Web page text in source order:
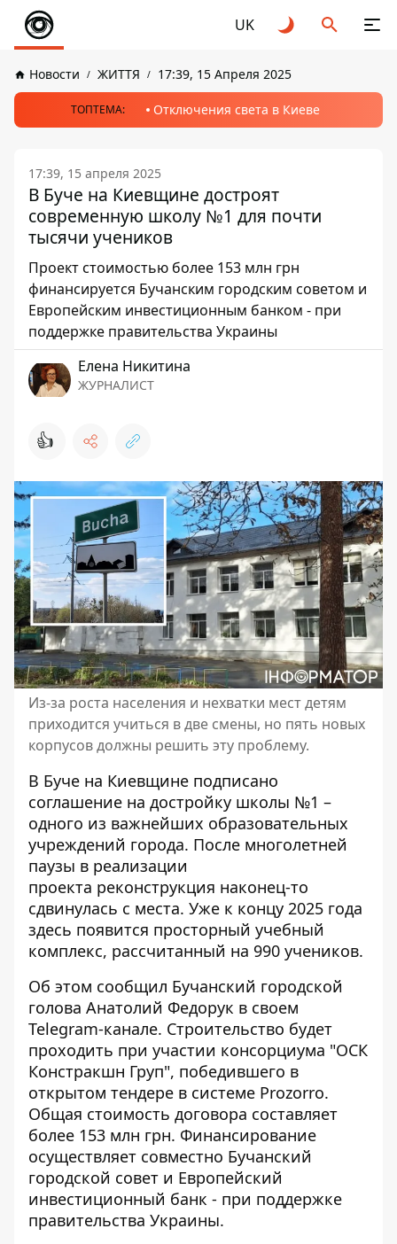
UK
Новости ЖИТТЯ 17:39, 15 Апреля 2025
ТОПТЕМА: Отключения света в Киеве
17:39, 15 апреля 2025
В Буче на Киевщине достроят
современную школу №1 для почти
тысячи учеников
Проект стоимостью более 153 млн грн
финансируется Бучанским городским советом и
Европейским инвестиционным банком - при
поддержке правительства Украины
Елена Никитина
ЖУРНАЛИСТ
👍
Из-за роста населения и нехватки мест детям
приходится учиться в две смены, но пять новых
корпусов должны решить эту проблему.
В Буче на Киевщине подписано
соглашение на достройку школы №1 –
одного из важнейших образовательных
учреждений города. После многолетней
паузы в реализации
проекта реконструкция наконец-то
сдвинулась с места. Уже к концу 2025 года
здесь появится просторный учебный
комплекс, рассчитанный на 990 учеников.
Об этом сообщил Бучанский городской
голова Анатолий Федорук в своем
Telegram-канале. Строительство будет
проходить при участии консорциума "ОСК
Констракшн Груп", победившего в
открытом тендере в системе Prozorro.
Общая стоимость договора составляет
более 153 млн грн. Финансирование
осуществляет совместно Бучанский
городской совет и Европейский
инвестиционный банк - при поддержке
правительства Украины.